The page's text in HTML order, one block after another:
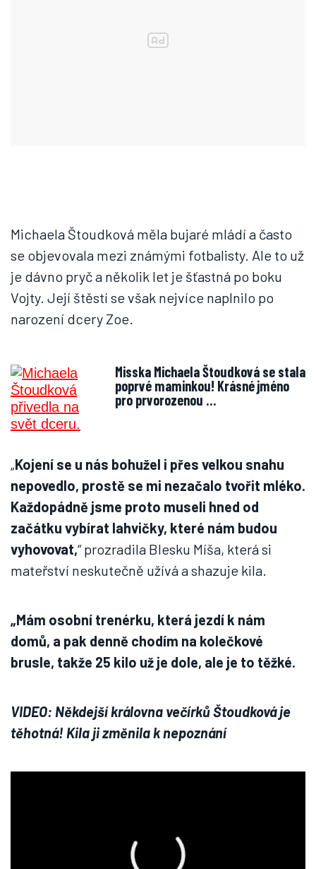
Michaela Štoudková měla bujaré mládí a často
se objevovala mezi známými fotbalisty. Ale to už
je dávno pryč a několik let je šťastná po boku
Vojty. Její štěstí se však nejvíce naplnilo po
narození dcery Zoe.
Misska Michaela Štoudková se stala
poprvé maminkou! Krásné jméno
pro prvorozenou …
„Kojení se u nás bohužel i přes velkou snahu
nepovedlo, prostě se mi nezačalo tvořit mléko.
Každopádně jsme proto museli hned od
začátku vybírat lahvičky, které nám budou
vyhovovat,“ prozradila Blesku Míša, která si
mateřství neskutečně užívá a shazuje kila.
„Mám osobní trenérku, která jezdí k nám
domů, a pak denně chodím na kolečkové
brusle, takže 25 kilo už je dole, ale je to těžké.
VIDEO: Někdejší královna večírků Štoudková je
těhotná! Kila ji změnila k nepoznání